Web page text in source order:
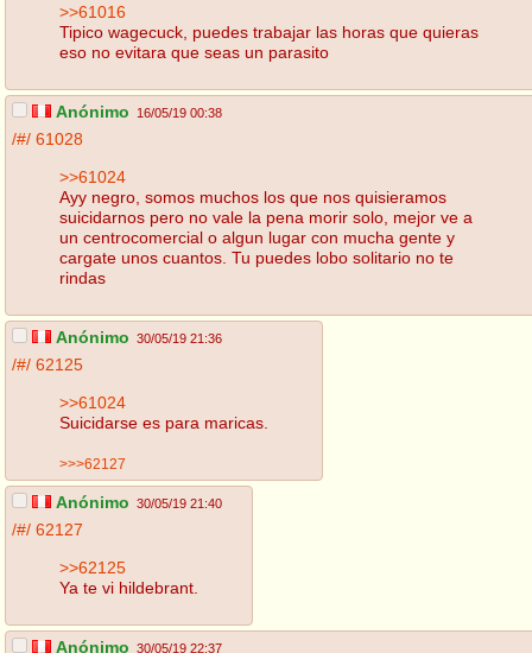
>>61016
Tipico wagecuck, puedes trabajar las horas que quieras
eso no evitara que seas un parasito
Anónimo 16/05/19 00:38
/#/ 61028
>>61024
Ayy negro, somos muchos los que nos quisieramos
suicidarnos pero no vale la pena morir solo, mejor ve a
un centrocomercial o algun lugar con mucha gente y
cargate unos cuantos. Tu puedes lobo solitario no te
rindas
Anónimo 30/05/19 21:36
/#/ 62125
>>61024
Suicidarse es para maricas.
>>>62127
Anónimo 30/05/19 21:40
/#/ 62127
>>62125
Ya te vi hildebrant.
Anónimo 30/05/19 22:37